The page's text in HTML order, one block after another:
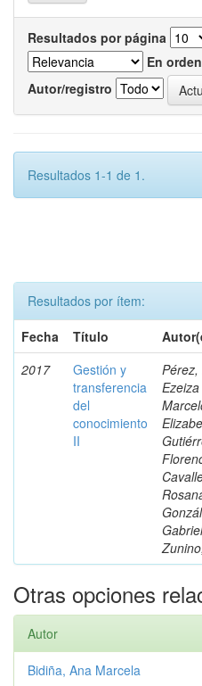
Resultados por página
En orden
Autor/registro
Resultados 1-1 de 1.
Resultados por ítem:
Fecha
Título
2017
Gestión y
transferencia
del
conocimiento
II
Otras opciones
Autor
Bidiña, Ana Marcela